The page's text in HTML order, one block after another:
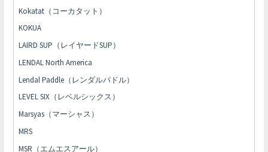
Kokatat（コーカタット）
KOKUA
LAIRD SUP（レイヤードSUP）
LENDAL North America
Lendal Paddle（レンダルパドル）
LEVEL SIX（レベルシックス）
Marsyas（マーシャス）
MRS
MSR（エムエスアール）